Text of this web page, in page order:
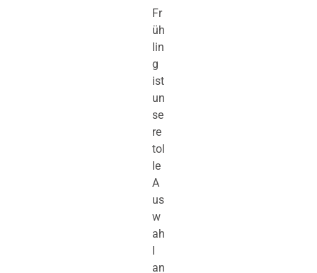
Fr
üh
lin
g
ist
un
se
re
tol
le
A
us
w
ah
l
an